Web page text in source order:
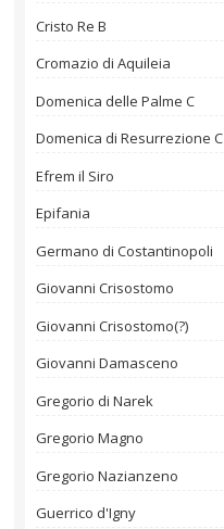
Cristo Re B
Cromazio di Aquileia
Domenica delle Palme C
Domenica di Resurrezione C
Efrem il Siro
Epifania
Germano di Costantinopoli
Giovanni Crisostomo
Giovanni Crisostomo(?)
Giovanni Damasceno
Gregorio di Narek
Gregorio Magno
Gregorio Nazianzeno
Guerrico d'Igny